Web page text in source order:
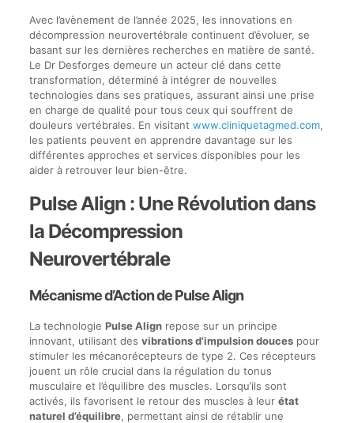
Avec l’avènement de l’année 2025, les innovations en
décompression neurovertébrale continuent d’évoluer, se
basant sur les dernières recherches en matière de santé.
Le Dr Desforges demeure un acteur clé dans cette
transformation, déterminé à intégrer de nouvelles
technologies dans ses pratiques, assurant ainsi une prise
en charge de qualité pour tous ceux qui souffrent de
douleurs vertébrales. En visitant www.cliniquetagmed.com,
les patients peuvent en apprendre davantage sur les
différentes approches et services disponibles pour les
aider à retrouver leur bien-être.
Pulse Align : Une Révolution dans
la Décompression
Neurovertébrale
Mécanisme d’Action de Pulse Align
La technologie Pulse Alignrepose sur un principe
innovant, utilisant des vibrations d’impulsion doucespour
stimuler les mécanorécepteurs de type 2. Ces récepteurs
jouent un rôle crucial dans la régulation du tonus
musculaire et l’équilibre des muscles. Lorsqu’ils sont
activés, ils favorisent le retour des muscles à leur état
naturel d’équilibre, permettant ainsi de rétablir une